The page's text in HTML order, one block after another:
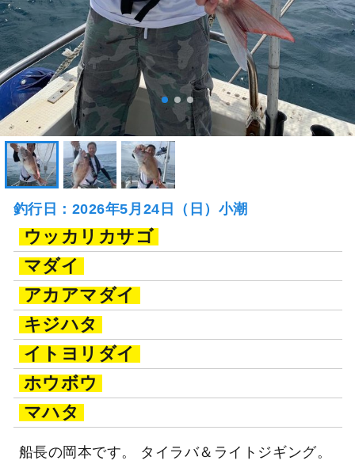
釣行日：2026年5月24日（日）小潮
ウッカリカサゴ
マダイ
アカアマダイ
キジハタ
イトヨリダイ
ホウボウ
マハタ
船長の岡本です。 タイラバ＆ライトジギング。